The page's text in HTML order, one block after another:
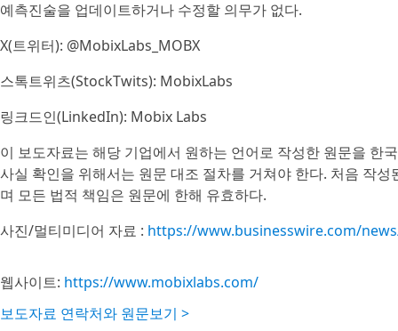
예측진술을 업데이트하거나 수정할 의무가 없다.
X(트위터): @MobixLabs_MOBX
스톡트위츠(StockTwits): MobixLabs
링크드인(LinkedIn): Mobix Labs
이 보도자료는 해당 기업에서 원하는 언어로 작성한 원문을 한
사실 확인을 위해서는 원문 대조 절차를 거쳐야 한다. 처음 작
며 모든 법적 책임은 원문에 한해 유효하다.
사진/멀티미디어 자료 : https://www.businesswire.com/
웹사이트: https://www.mobixlabs.com/
보도자료 연락처와 원문보기 >